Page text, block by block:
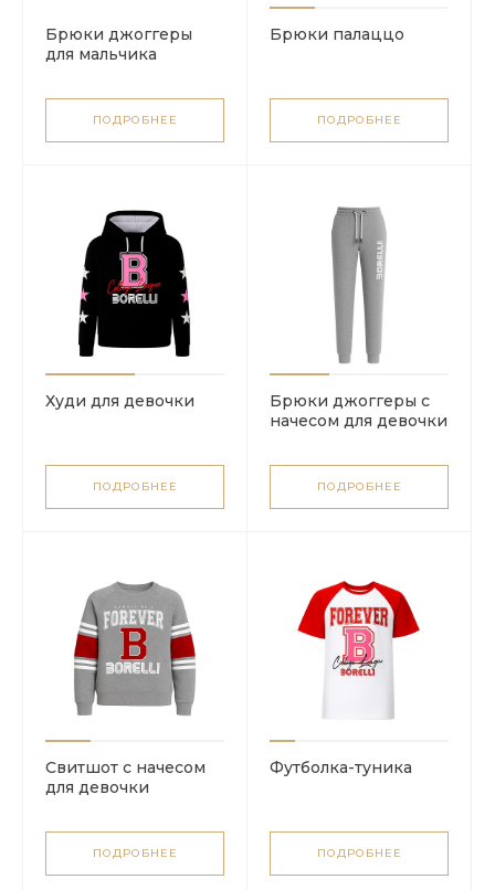
Брюки джоггеры
для мальчика
ПОДРОБНЕЕ
Брюки палаццо
ПОДРОБНЕЕ
Худи для девочки
ПОДРОБНЕЕ
Брюки джоггеры с
начесом для девочки
ПОДРОБНЕЕ
Свитшот с начесом
для девочки
ПОДРОБНЕЕ
Футболка-туника
ПОДРОБНЕЕ